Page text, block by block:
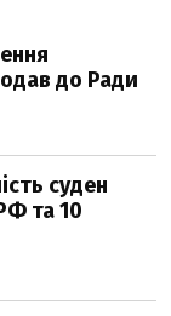
до Ради
суден
та 10